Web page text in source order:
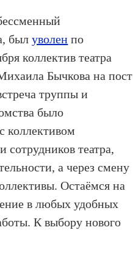
былуволен по
коллектив театра
Бычкова на пост
труппы и
было
коллективом
сотрудников театра,
а через смену
Остаёмся на
в любых удобных
К выбору нового